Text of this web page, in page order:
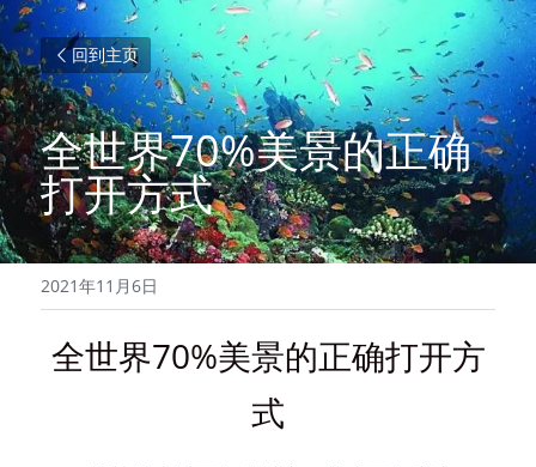
回到主页
全世界70%美景的正确
打开方式
2021年11月6日
全世界70%美景的正确打开方
式